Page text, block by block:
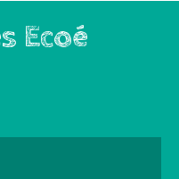
Ecoé